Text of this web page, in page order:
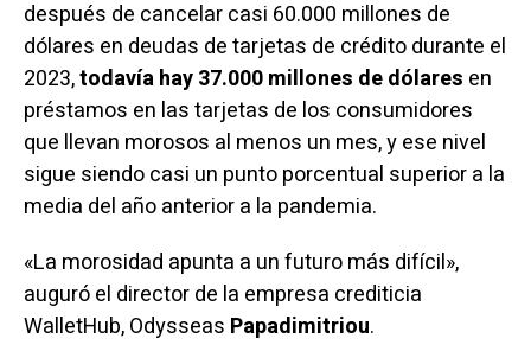
después de cancelar casi 60.000 millones de
dólares en deudas de tarjetas de crédito durante el
2023,todavía hay 37.000 millones de dólares en
préstamos en las tarjetas de los consumidores
que llevan morosos al menos un mes, y ese nivel
sigue siendo casi un punto porcentual superior a la
media del año anterior a la pandemia.
«La morosidad apunta a un futuro más difícil»,
auguró el director de la empresa crediticia
WalletHub, Odysseas Papadimitriou.